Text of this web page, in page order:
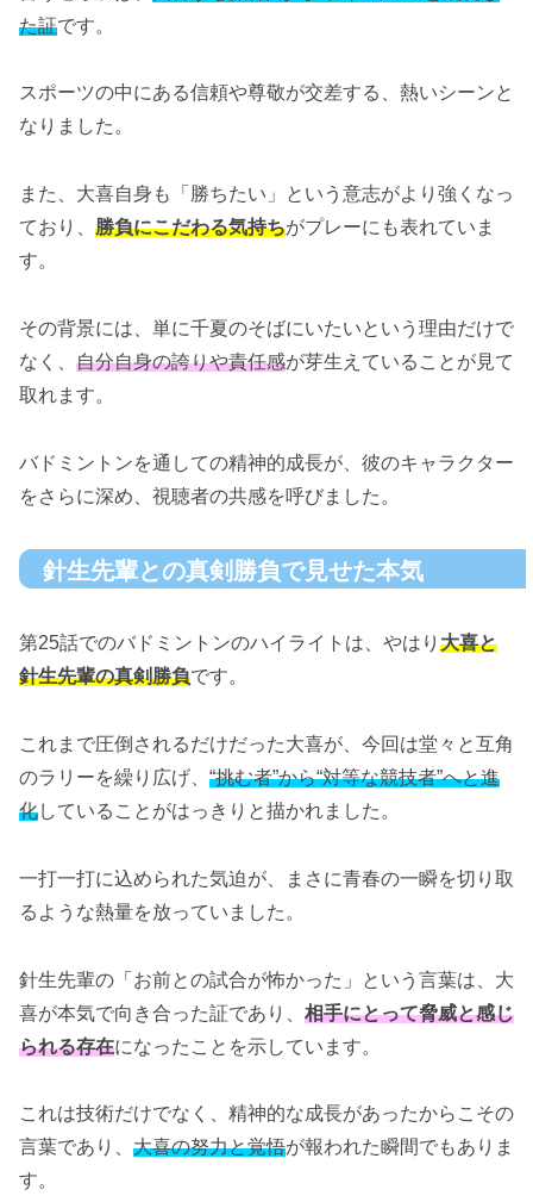
た証です。
スポーツの中にある信頼や尊敬が交差する、熱いシーンと
なりました。
また、大喜自身も「勝ちたい」という意志がより強くなっ
ており、 勝負にこだわる気持ちがプレーにも表れていま
す。
その背景には、単に千夏のそばにいたいという理由だけで
なく、 自分自身の誇りや責任感が芽生えていることが見て
取れます。
バドミントンを通しての精神的成長が、彼のキャラクター
をさらに深め、視聴者の共感を呼びました。
針生先輩との真剣勝負で見せた本気
第25話でのバドミントンのハイライトは、やはり 大喜と
針生先輩の真剣勝負です。
これまで圧倒されるだけだった大喜が、今回は堂々と互角
のラリーを繰り広げ、 “挑む者”から“対等な競技者”へと進
化していることがはっきりと描かれました。
一打一打に込められた気迫が、まさに青春の一瞬を切り取
るような熱量を放っていました。
針生先輩の「お前との試合が怖かった」という言葉は、大
喜が本気で向き合った証であり、 相手にとって脅威と感じ
られる存在になったことを示しています。
これは技術だけでなく、精神的な成長があったからこその
言葉であり、 大喜の努力と覚悟が報われた瞬間でもありま
す。